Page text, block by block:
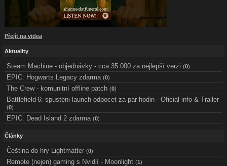
Přejít na videa
Aktuality
Steam Machine - objednávky - cca 35 000 za nejlepší verzi (0)
EPIC: Hogwarts Legacy zdarma (0)
The Crew - komunitní offline patch (0)
Battlefield 6: spusteni launch odpocet za par hodin - Oficial info & Trailer
(0)
EPIC: Dead Island 2 zdarma (0)
Články
Čeština do hry Lightmatter (0)
Remote (nejen) gaming s Nvidií - Moonlight (1)